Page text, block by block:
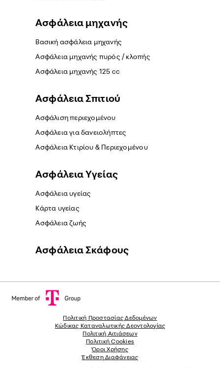
Ασφάλεια μηχανής
Βασική ασφάλεια μηχανής
Ασφάλεια μηχανής πυρός / κλοπής
Ασφάλεια μηχανής 125 cc
Ασφάλεια Σπιτιού
Ασφάλιση περιεχομένου
Ασφάλεια για δανειολήπτες
Ασφάλεια Κτιρίου & Περιεχομένου
Ασφάλεια Yγείας
Ασφάλεια υγείας
Κάρτα υγείας
Ασφάλεια ζωής
Ασφάλεια Σκάφους
Πολιτική Προστασίας Δεδομένων
Κώδικας Καταναλωτικής Δεοντολογίας
Πολιτική Αιτιάσεων
Πολιτική Cookies
Όροι Χρήσης
Έκθεση Διαφάνειας